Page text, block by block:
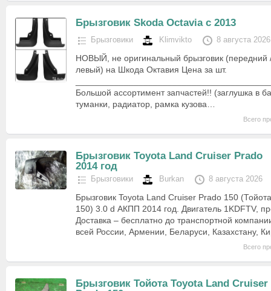
Брызговик Skoda Octavia с 2013
Брызговики Klimvikto 8 августа 2026
НОВЫЙ, не оригинальный брызговик (передний
левый) на Шкода Октавия Цена за шт.
Большой ассортимент запчастей!! (заглушка в
туманки, радиатор, рамка кузова…
Всего
Брызговик Toyota Land Cruiser Prado
2014 год
Брызговики Burkan 8 августа 2026
Брызговик Toyota Land Cruiser Prado 150
150) 3.0 d АКПП 2014 год. Двигатель 1KDFTV,
Доставка – бесплатно до транспортной
всей России, Армении, Беларуси, Казахстану,
Всего
Брызговик Тойота Toyota Land Cruiser